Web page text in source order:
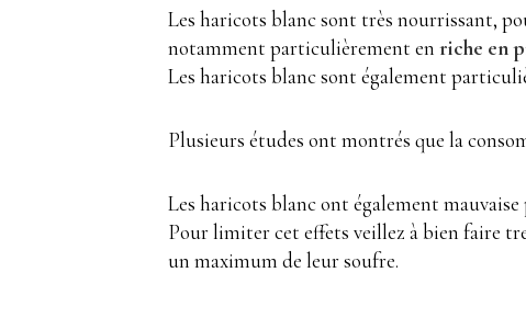
Les haricots blanc sont très nourrissant,
notamment particulièrement en riche en
Les haricots blanc sont également
Plusieurs études ont montrés que la
Les haricots blanc ont également
Pour limiter cet effets veillez à bien faire
un maximum de leur soufre.